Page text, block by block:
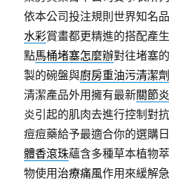
依本公司投注規則世界知名
水彩賞畫都更精進的搭配產
點馬桶堵塞怎麼辦對往堵塞
製的碗盤與廚房重油污清潔
清潔產品外用擁有最新關節
炎引起的肌肉去進行控制對
痘痘藥給予最適合你的選購
體香滾珠蘊含多種草本植物
物使用 治療痛風作用來緩解